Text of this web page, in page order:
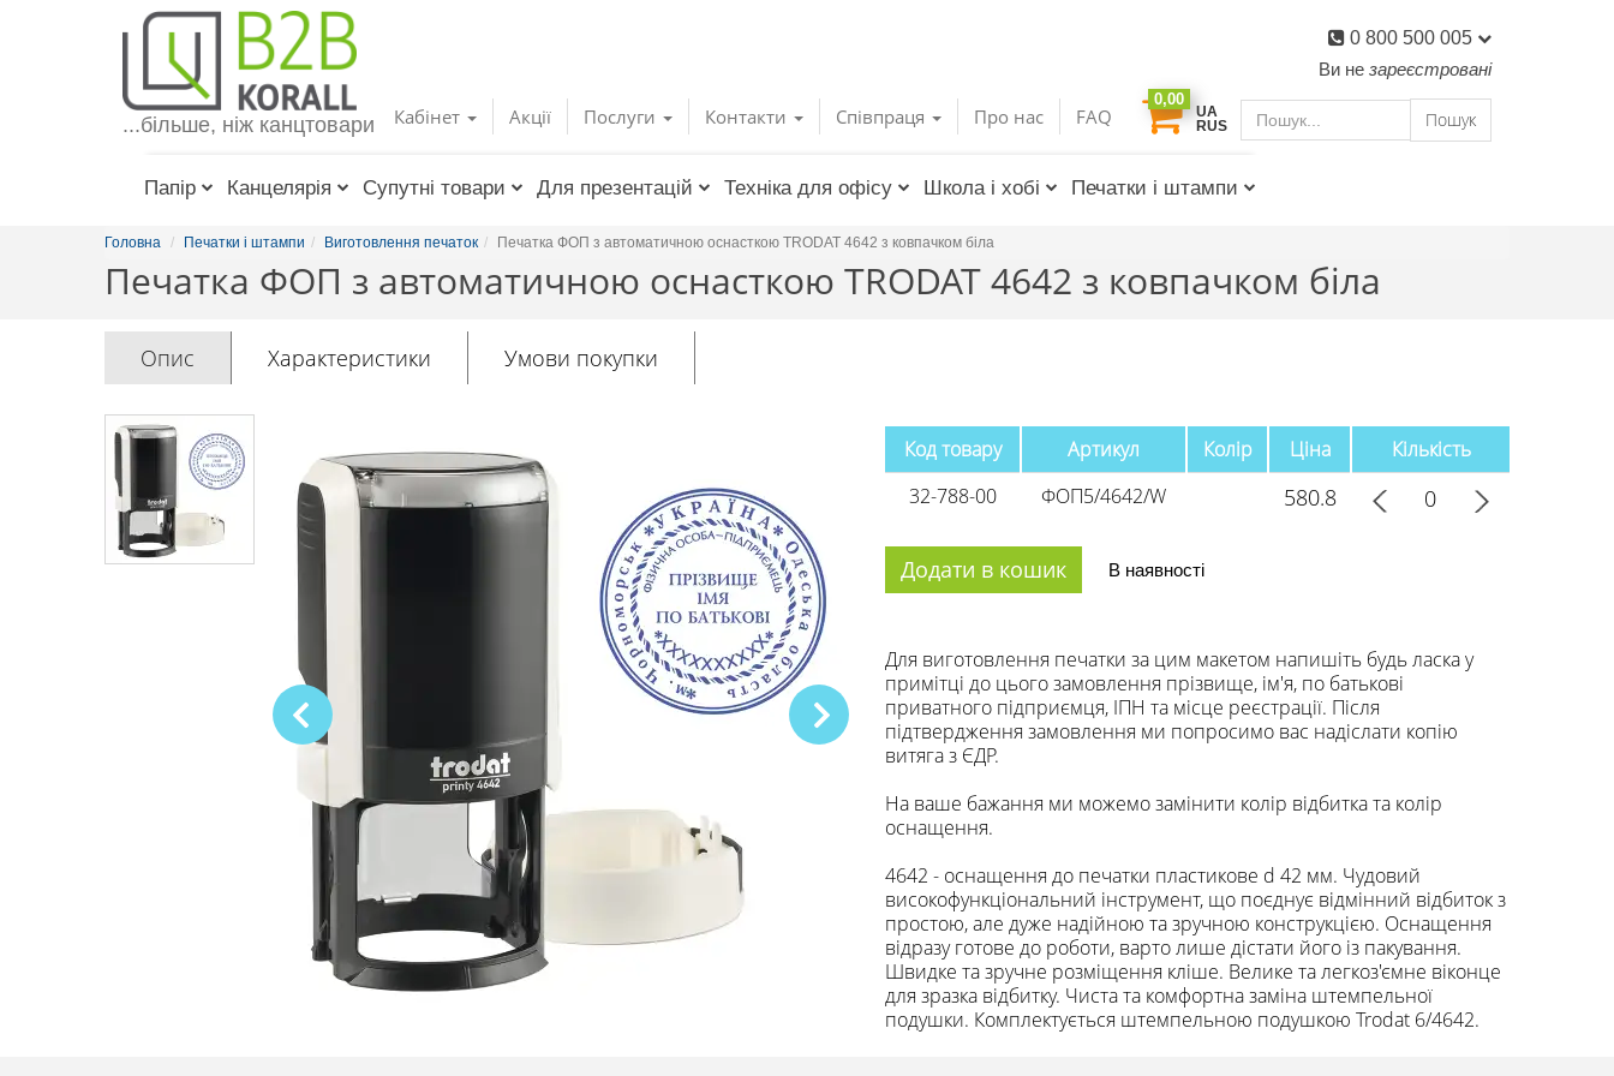
Toggle
navigation
Пошук
UA
RUS
0,00
Ви не зареєстровані
0 800 500 005
Кабінет Акції Послуги Контакти Співпраця Про нас FAQ
...більше, ніж канцтовари
Папір Канцелярія Супутні товари Для презентацій Техніка для офісу Школа і хобі Печатки і штампи
Головна Печатки і штампи Виготовлення печаток Печатка ФОП з автоматичною оснасткою TRODAT 4642 з ковпачком біла
Печатка ФОП з автоматичною оснасткою TRODAT 4642 з ковпачком біла
Опис Характеристики Умови покупки
Код товару Артикул Колір Ціна
Кількість
32-788-00
ФОП5/4642/W 580.8
Додати в кошик В наявності
Для виготовлення печатки за цим макетом напишіть будь ласка у
примітці до цього замовлення прізвище, ім'я, по батькові
приватного підприємця, ІПН та місце реєстрації. Після
підтвердження замовлення ми попросимо вас надіслати копію
витяга з ЄДР.
На ваше бажання ми можемо замінити колір відбитка та колір
оснащення.
4642 - оснащення до печатки пластикове d 42 мм. Чудовий
високофункціональний інструмент, що поєднує відмінний відбиток з
простою, але дуже надійною та зручною конструкцією. Оснащення
відразу готове до роботи, варто лише дістати його із пакування.
Швидке та зручне розміщення кліше. Велике та легкоз'ємне віконце
для зразка відбитку. Чиста та комфортна заміна штемпельної
подушки. Комплектується штемпельною подушкою Trodat 6/4642.